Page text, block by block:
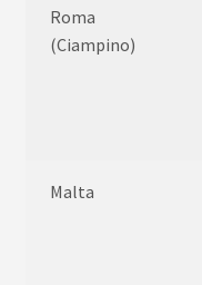
Roma
(Ciampino)
Malta